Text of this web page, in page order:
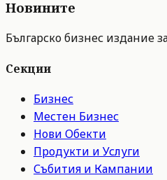
Новините
Българско бизнес издание
Секции
Бизнес
Местен Бизнес
Нови Обекти
Продукти и Услуги
Събития и Кампании